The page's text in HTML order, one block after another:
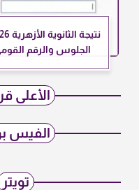
الجلوس والرقم
الأعلى
الفيس
تويتر